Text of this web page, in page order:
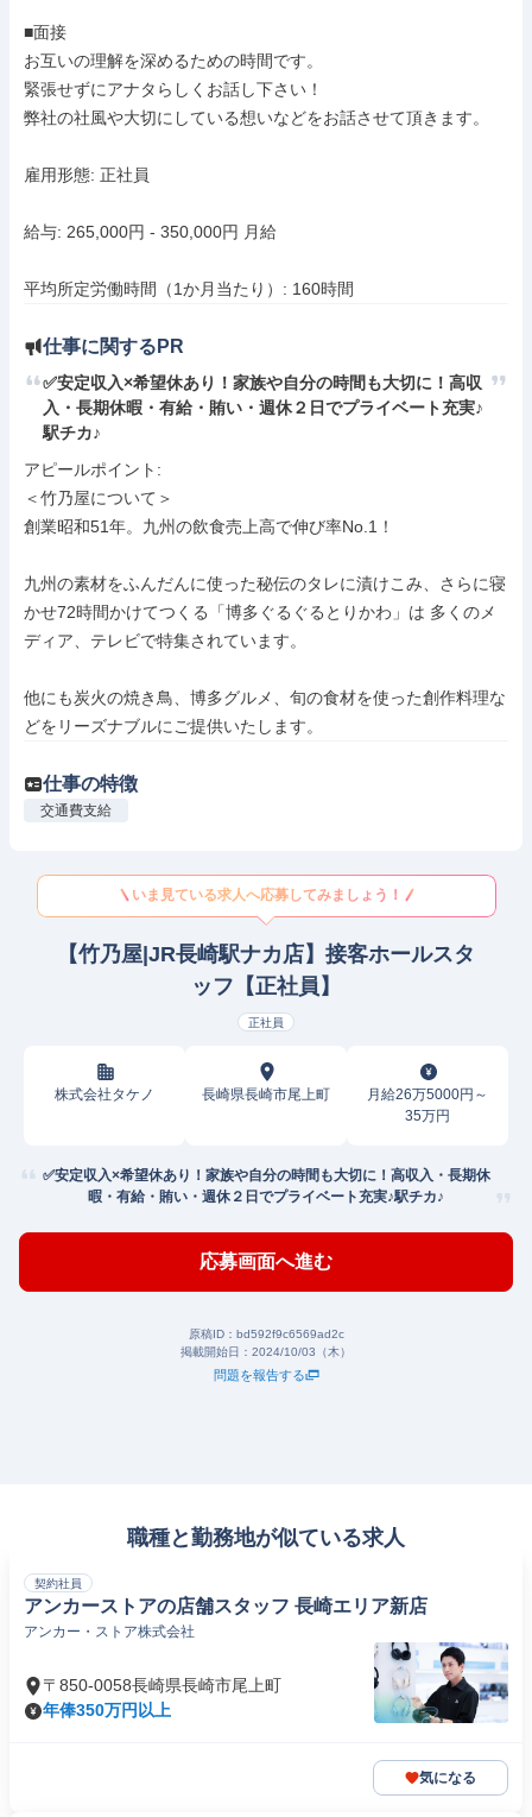
■面接
お互いの理解を深めるための時間です。
緊張せずにアナタらしくお話し下さい！
弊社の社風や大切にしている想いなどをお話させて頂きます。
雇用形態: 正社員
給与: 265,000円 - 350,000円 月給
平均所定労働時間（1か月当たり）: 160時間
仕事に関するPR
✅安定収入×希望休あり！家族や自分の時間も大切に！高収
入・長期休暇・有給・賄い・週休２日でプライベート充実♪
駅チカ♪
アピールポイント:
＜竹乃屋について＞
創業昭和51年。九州の飲食売上高で伸び率No.1！
九州の素材をふんだんに使った秘伝のタレに漬けこみ、さらに寝
かせ72時間かけてつくる「博多ぐるぐるとりかわ」は 多くのメ
ディア、テレビで特集されています。
他にも炭火の焼き鳥、博多グルメ、旬の食材を使った創作料理な
どをリーズナブルにご提供いたします。
仕事の特徴
交通費支給
いま見ている求人へ応募してみましょう！
【竹乃屋|JR長崎駅ナカ店】接客ホールスタ
ッフ【正社員】
正社員
株式会社タケノ 長崎県長崎市尾上町
月給26万5000円～
35万円
✅安定収入×希望休あり！家族や自分の時間も大切に！高収入・長期休
暇・有給・賄い・週休２日でプライベート充実♪駅チカ♪
応募画面へ進む
原稿ID： bd592f9c6569ad2c
掲載開始日： 2024/10/03（木）
問題を報告する
職種と勤務地が似ている求人
契約社員
アンカーストアの店舗スタッフ 長崎エリア新店
アンカー・ストア株式会社
〒850-0058長崎県長崎市尾上町
年俸350万円以上
気になる